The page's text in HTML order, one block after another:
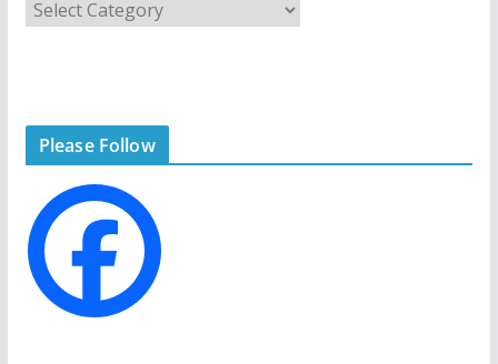
a
r
e
s
Please Follow